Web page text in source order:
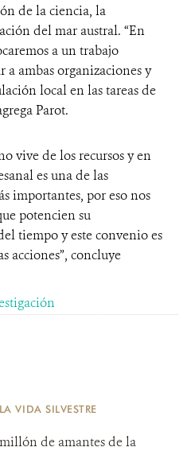
de la ciencia, la
del mar austral. “En
a un trabajo
ambas organizaciones y
local en las tareas de
Parot.
vive de los recursos y en
es una de las
importantes, por eso nos
potencien su
tiempo y este convenio es
acciones”, concluye
VIDA SILVESTRE
de amantes de la